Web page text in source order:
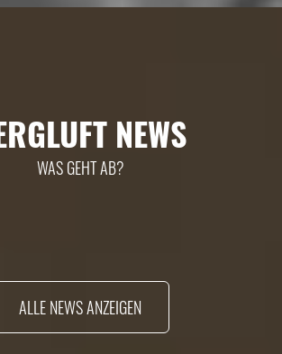
NEWS
WAS GEHT AB?
ALLE NEWS ANZEIGEN